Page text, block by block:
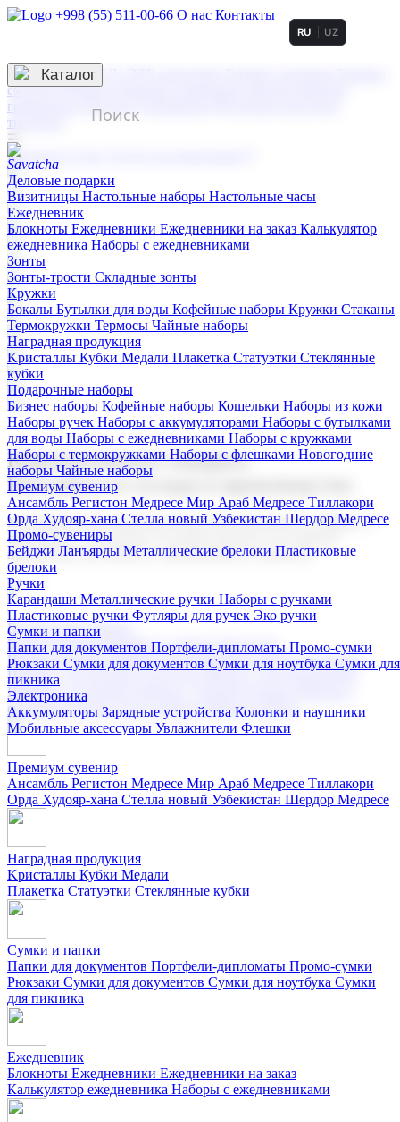
+998 (55) 511-00-66 О нас Контакты
3D гравировка
смолой (Doming)
гравировка твердая
тиснение
RU UZ
☰
Контакты
Каталог
Деловые подарки
Визитницы Настольные наборы Настольные часы
Ежедневник
Блокноты Ежедневники Ежедневники на заказ Калькулятор
ежедневника Наборы с ежедневниками
Зонты
Зонты-трости Складные зонты
Кружки
Бокалы Бутылки для воды Кофейные наборы Кружки Стаканы
Термокружки Термосы Чайные наборы
Наградная продукция
Kристаллы Кубки Медали Плакетка Статуэтки Стеклянные
кубки
Подарочные наборы
Бизнес наборы Кофейные наборы Кошельки Наборы из кожи
Наборы ручек Наборы с аккумуляторами Наборы с бутылками
для воды Наборы с ежедневниками Наборы с кружками
Наборы с термокружками Наборы с флешками Новогодние
наборы Чайные наборы
Премиум сувенир
Ансамбль Регистон Медресе Мир Араб Медресе Тиллакори
Орда Худояр-хана Стелла новый Узбекистан Шердор Медресе
Промо-сувениры
Бейджи Ланъярды Металлические брелоки Пластиковые
брелоки
Ручки
Карандаши Металлические ручки Наборы с ручками
Пластиковые ручки Футляры для ручек Эко ручки
Сумки и папки
Папки для документов Портфели-дипломаты Промо-сумки
Рюкзаки Сумки для документов Сумки для ноутбука Сумки для
пикника
Электроника
Аккумуляторы Зарядные устройства Колонки и наушники
Мобильные аксессуары Увлажнители Флешки
Корпоративные подарки
Поставка со склада и производство
Мы предлагаем широкий выбор корпоративных подарков и
сувениров с логотипом. В нашем каталоге вы найдете
продукцию для бизнеса, мероприятия и клиентов.
Подарочные наборы
Бизнес наборыКофейные наборы Кошельки
Наборы из кожиНаборы ручекНаборы с аккумуляторами
Наборы с бутылками для воды
Наборы с ежедневниками
Наборы с кружками
флешкамиНовогодние наборыЧайные наборы
Премиум сувенир
Ансамбль Регистон Медресе Мир Араб Медресе Тиллакори
Орда Худояр-хана Стелла новый Узбекистан Шердор Медресе
Наградная продукция
Kристаллы Кубки Медали
Плакетка Статуэтки Стеклянные кубки
Сумки и папки
Папки для документов Портфели-дипломаты Промо-сумки
Рюкзаки Сумки для документов Сумки для ноутбука Сумки
для пикника
Ежедневник
Блокноты Ежедневники Ежедневники на заказ
Калькулятор ежедневника Наборы с ежедневниками